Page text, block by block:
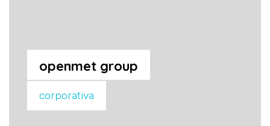
openmet group
corporativa